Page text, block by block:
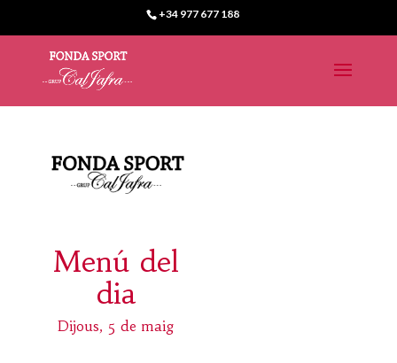
+34 977 677 188
Menú del
dia
Dijous, 5 de maig